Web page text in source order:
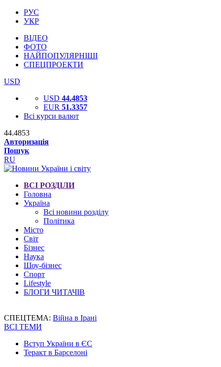
РУС
УКР
ВІДЕО
ФОТО
НАЙПОПУЛЯРНІШІ
СПЕЦПРОЕКТИ
USD
USD 44.4853
EUR 51.3357
Всі курси валют
44.4853
Авторизація
Пошук
RU
ВСІ РОЗДІЛИ
Головна
Україна
Всі новини розділу
Політика
Місто
Світ
Бізнес
Наука
Шоу-бізнес
Спорт
Lifestyle
БЛОГИ ЧИТАЧІВ
СПЕЦТЕМА: Війна в Ірані
ВСІ ТЕМИ
Вступ України в ЄС
Теракт в Барселоні